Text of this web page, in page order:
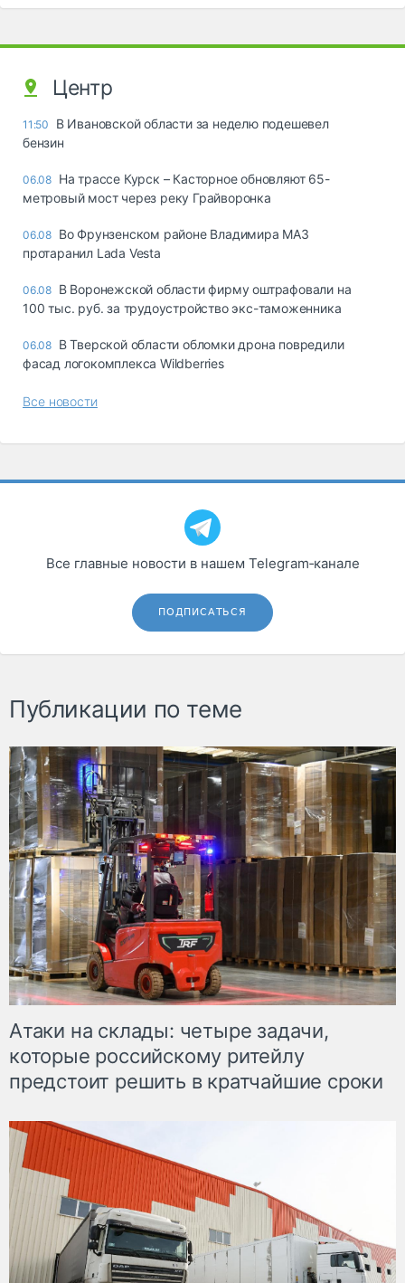
Центр
11:50
В Ивановской области за неделю подешевел
бензин
06.08 На трассе Курск – Касторное обновляют 65-
метровый мост через реку Грайворонка
06.08 Во Фрунзенском районе Владимира МАЗ
протаранил Lada Vesta
06.08 В Воронежской области фирму оштрафовали на
100 тыс. руб. за трудоустройство экс-таможенника
06.08 В Тверской области обломки дрона повредили
фасад логокомплекса Wildberries
Все новости
Все главные новости в нашем Telegram‑канале
ПОДПИСАТЬСЯ
Публикации по теме
Атаки на склады: четыре задачи,
которые российскому ритейлу
предстоит решить в кратчайшие сроки